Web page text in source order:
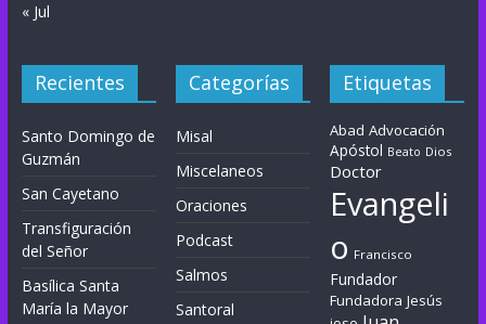
« Jul
Recientes
Santo Domingo de
Guzmán
San Cayetano
Transfiguración
del Señor
Basílica Santa
María la Mayor
Categorías
Misal
Miscelaneos
Oraciones
Podcast
Salmos
Santoral
Etiquetas
Abad Advocación
Apóstol
Beato Dios
Doctor
Evangeli
o Francisco
Fundador
Fundadora Jesús